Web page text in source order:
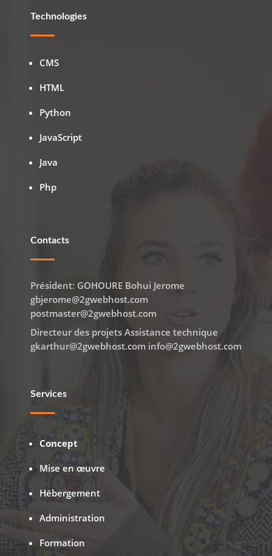
Technologies
CMS
HTML
Python
JavaScript
Java
Php
Contacts
Président: GOHOURE Bohui Jerome
gbjerome@2gwebhost.com
postmaster@2gwebhost.com
Directeur des projets Assistance technique
gkarthur@2gwebhost.com info@2gwebhost.com
Services
Concept
Mise en œuvre
Hébergement
Administration
Formation